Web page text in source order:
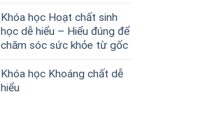
Khóa học Hoạt chất sinh
học dễ hiểu – Hiểu đúng để
chăm sóc sức khỏe từ gốc
Khóa học Khoáng chất dễ
hiểu